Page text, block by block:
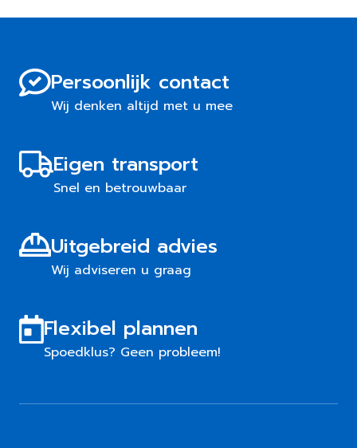
Persoonlijk contact
Wij denken altijd met u mee
Eigen transport
Snel en betrouwbaar
Uitgebreid advies
Wij adviseren u graag
Flexibel plannen
Spoedklus? Geen probleem!